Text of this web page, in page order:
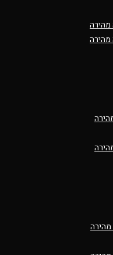
מהירה
מהירה
מהירה